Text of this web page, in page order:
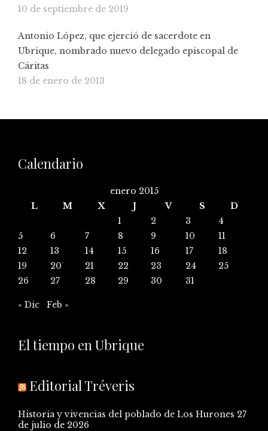
10 de septiembre de 2019
Antonio López, que ejerció de sacerdote en
Ubrique, nombrado nuevo delegado episcopal de
Cáritas
18 de enero de 2013
Calendario
enero 2015
L
M X J V S
D
1
2 3
4
5
6 7 8 9 10
11
12
13 14 15 16 17
18
19
20 21 22 23 24
25
26
27 28 29 30 31
« Dic Feb »
El tiempo en Ubrique
Editorial Tréveris
Historia y vivencias del poblado de Los Hurones 27
de julio de 2026